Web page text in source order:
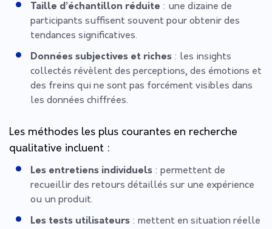
Taille d’échantillon réduite : une dizaine de
participants suffisent souvent pour obtenir des
tendances significatives.
Données subjectives et riches : les insights
collectés révèlent des perceptions, des émotions et
des freins qui ne sont pas forcément visibles dans
les données chiffrées.
Les méthodes les plus courantes en recherche
qualitative incluent :
Les entretiens individuels : permettent de
recueillir des retours détaillés sur une expérience
ou un produit.
Les tests utilisateurs : mettent en situation réelle